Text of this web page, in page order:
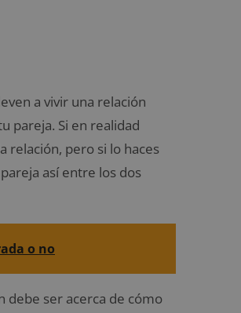
a vivir una relación
pareja. Si en realidad
relación, pero si lo haces
así entre los dos
o no
debe ser acerca de cómo